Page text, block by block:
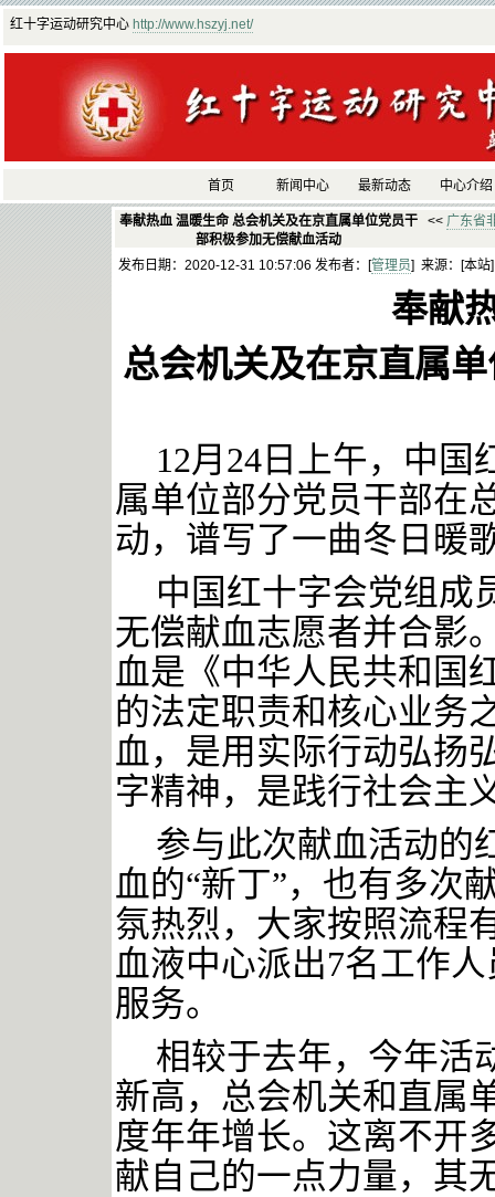
红十字运动研究中心 http://www.hszyj.net/
首页 新闻中心 最新动态 中心介绍
奉献热血 温暖生命 总会机关及在京直属单位党员干
部积极参加无偿献血活动
<< 广东省
发布日期：2020-12-31 10:57:06 发布者：[管理员] 来源：[本站
奉献
总会机关及在京直属
12月24日上午，中国
属单位部分党员干部在
动，谱写了一曲冬日暖
中国红十字会党组成
无偿献血志愿者并合影
血是《中华人民共和国
的法定职责和核心业务
血，是用实际行动弘扬
字精神，是践行社会主
参与此次献血活动的
血的“新丁”，也有多次
氛热烈，大家按照流程
血液中心派出7名工作
服务。
相较于去年，今年活
新高，总会机关和直属
度年年增长。这离不开
献自己的一点力量，其